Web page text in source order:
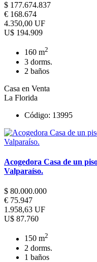
$ 177.674.837
€ 168.674
4.350,00 UF
U$ 194.909
160 m2
3 dorms.
2 baños
Casa en Venta
La Florida
Código: 13995
Acogedora Casa de un
Valparaíso.
$ 80.000.000
€ 75.947
1.958,63 UF
U$ 87.760
150 m2
2 dorms.
1 baños